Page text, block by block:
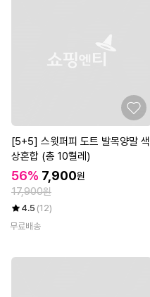
[5+5] 스윗퍼피 도트 발목양말 색
상혼합 (총 10켤레)
56% 7,900원
17,900원
4.5 (12)
무료배송